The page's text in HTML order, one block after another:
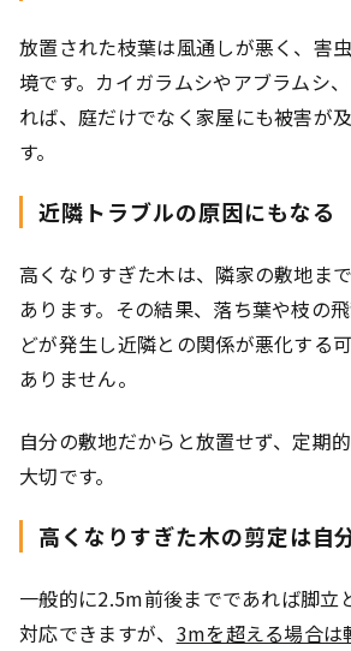
放置された枝葉は風通しが悪く、害
境です。カイガラムシやアブラムシ
れば、庭だけでなく家屋にも被害が
す。
近隣トラブルの原因にもなる
高くなりすぎた木は、隣家の敷地ま
あります。その結果、落ち葉や枝の
どが発生し近隣との関係が悪化する
ありません。
自分の敷地だからと放置せず、定期
大切です。
高くなりすぎた木の剪定は自
一般的に2.5m前後までであれば脚立
対応できますが、 3mを超える場合は